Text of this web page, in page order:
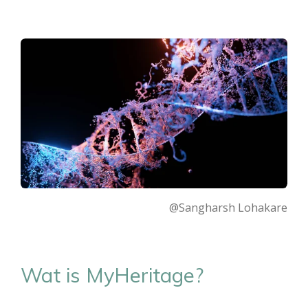
@Sangharsh Lohakare
Wat is MyHeritage?